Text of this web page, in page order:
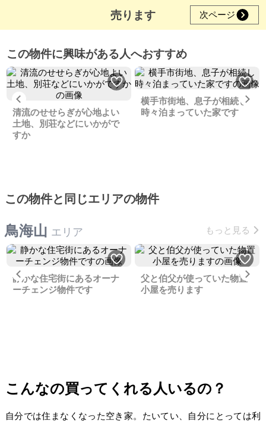
売ります 次ページ
この物件に興味がある人へおすすめ
Previous
清流のせせらぎが心地よい
土地、別荘などにいかがで
すか
横手市街地、息子が相続し
時々泊まっていた家です
この物件と同じエリアの物件
鳥海山 エリア もっと見る
Previous
静かな住宅街にあるオーナ
ーチェンジ物件です
父と伯父が使っていた物置
小屋を売ります
こんなの買ってくれる人いるの？
自分では住まなくなった空き家。たいてい、自分にとっては利